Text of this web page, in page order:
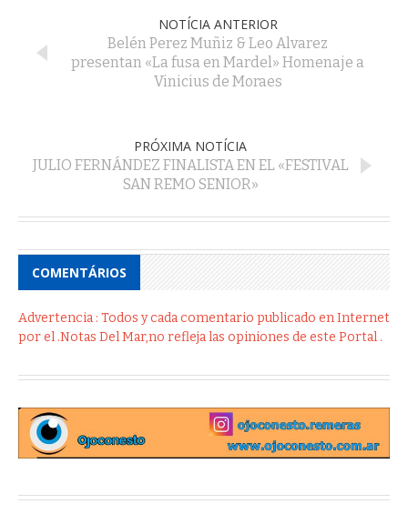
NOTÍCIA ANTERIOR
Belén Perez Muñiz & Leo Alvarez
presentan «La fusa en Mardel» Homenaje a
Vinicius de Moraes
PRÓXIMA NOTÍCIA
JULIO FERNÁNDEZ FINALISTA EN EL «FESTIVAL
SAN REMO SENIOR»
COMENTÁRIOS
Advertencia : Todos y cada comentario publicado en Internet
por el .Notas Del Mar,no refleja las opiniones de este Portal .